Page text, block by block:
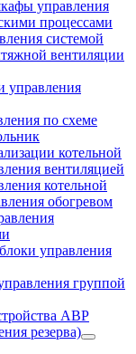
управления
процессами
системой
вентиляции
по схеме
котельной
вентиляцией
котельной
обогревом
управления
группой
АВР
резерва)